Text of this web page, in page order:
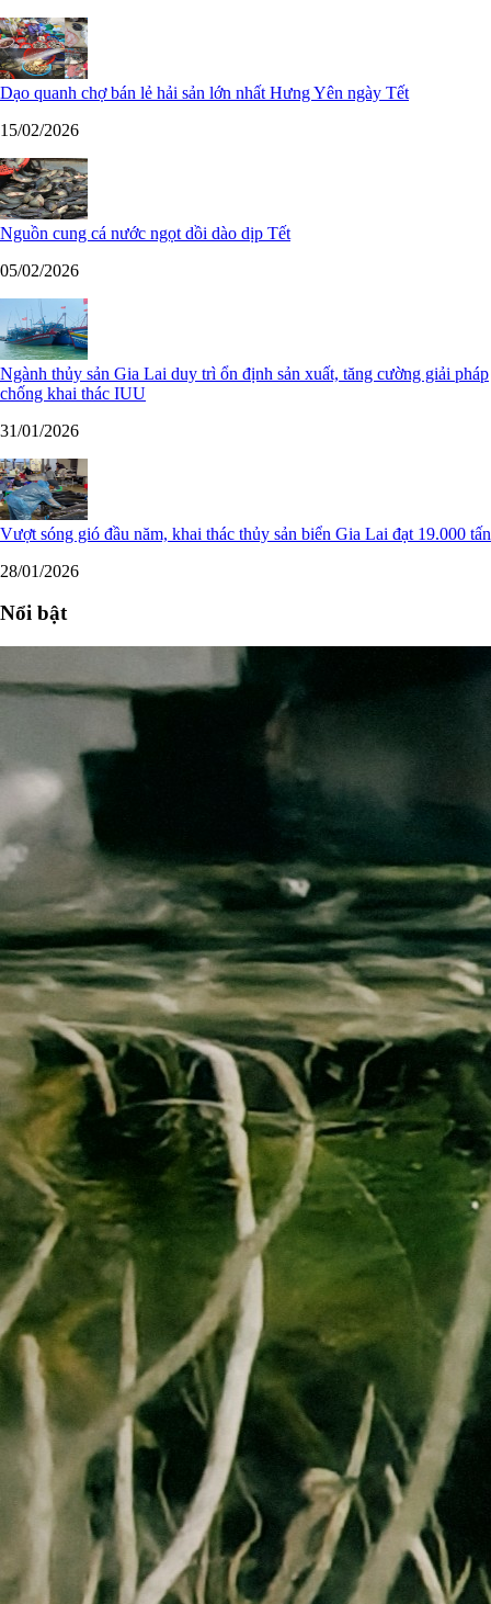
Dạo quanh chợ bán lẻ hải sản lớn nhất Hưng Yên ngày Tết
15/02/2026
Nguồn cung cá nước ngọt dồi dào dịp Tết
05/02/2026
Ngành thủy sản Gia Lai duy trì ổn định sản xuất, tăng cường giải pháp
chống khai thác IUU
31/01/2026
Vượt sóng gió đầu năm, khai thác thủy sản biển Gia Lai đạt 19.000 tấn
28/01/2026
Nổi bật